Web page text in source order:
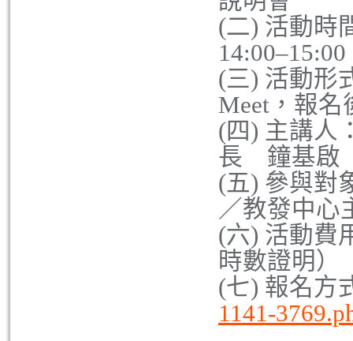
(二) 活動時
(三) 活動形
Meet，報名
(四) 主講人
長 鐘基啟
(五) 參與對
／教發中心
(六) 活動費
時數證明）
(七) 報名方
1141-